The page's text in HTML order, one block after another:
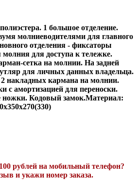
1 большое отделение.
молниеводителями для главного
отделения - фиксаторы
молния для доступа к тележке.
сетка на молнии. На задней
для личных данных владельца.
накладных кармана на молнии.
с амортизацией для переноски.
ножки. Кодовый замок.Материал:
рублей на мобильный телефон?
и укажи номер заказа.